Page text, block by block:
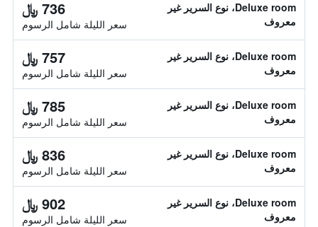
Deluxe room، نوع السرير غير
معروف
736 ﷼
سعر الليلة شامل الرسوم
Deluxe room، نوع السرير غير
معروف
757 ﷼
سعر الليلة شامل الرسوم
Deluxe room، نوع السرير غير
معروف
785 ﷼
سعر الليلة شامل الرسوم
Deluxe room، نوع السرير غير
معروف
836 ﷼
سعر الليلة شامل الرسوم
Deluxe room، نوع السرير غير
معروف
902 ﷼
سعر الليلة شامل الرسوم